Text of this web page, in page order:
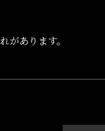
あります。